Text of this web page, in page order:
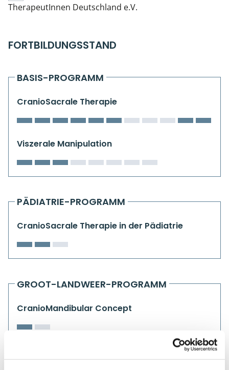
TherapeutInnen Deutschland e.V.
FORTBILDUNGSSTAND
BASIS-PROGRAMM
CranioSacrale Therapie
Viszerale Manipulation
PÄDIATRIE-PROGRAMM
CranioSacrale Therapie in der Pädiatrie
GROOT-LANDWEER-PROGRAMM
CranioMandibular Concept
Postgraduate- & Spezialkurse
Kursorte mit Kursangeboten